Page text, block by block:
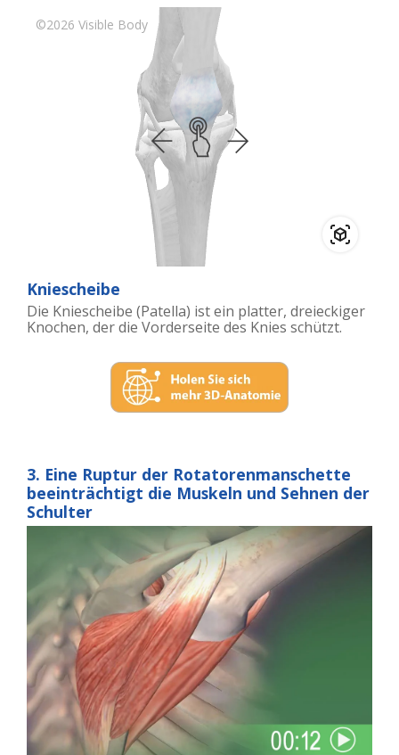
Kniescheibe
Die Kniescheibe (Patella) ist ein platter, dreieckiger
Knochen, der die Vorderseite des Knies schützt.
3. Eine Ruptur der Rotatorenmanschette
beeinträchtigt die Muskeln und Sehnen der
Schulter